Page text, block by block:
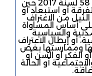
وقد تلاءم القانون الأساسي عدد 58 لسنة 2017 حين
أو استبعاد أو
من الاعتراف
أساس المساواة
والسياسية
أو إبطال الاعتراف
وممارستها بغض
أو السن أو
أو الحالة